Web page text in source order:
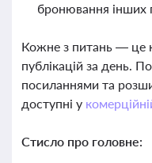
бронювання інших
Кожне з питань — це
публікацій за день.
посиланнями та
доступні у
Стисло про головне: